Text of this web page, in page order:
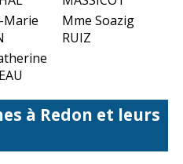
Marie
Mme Soazig
RUIZ
à Redon et leurs